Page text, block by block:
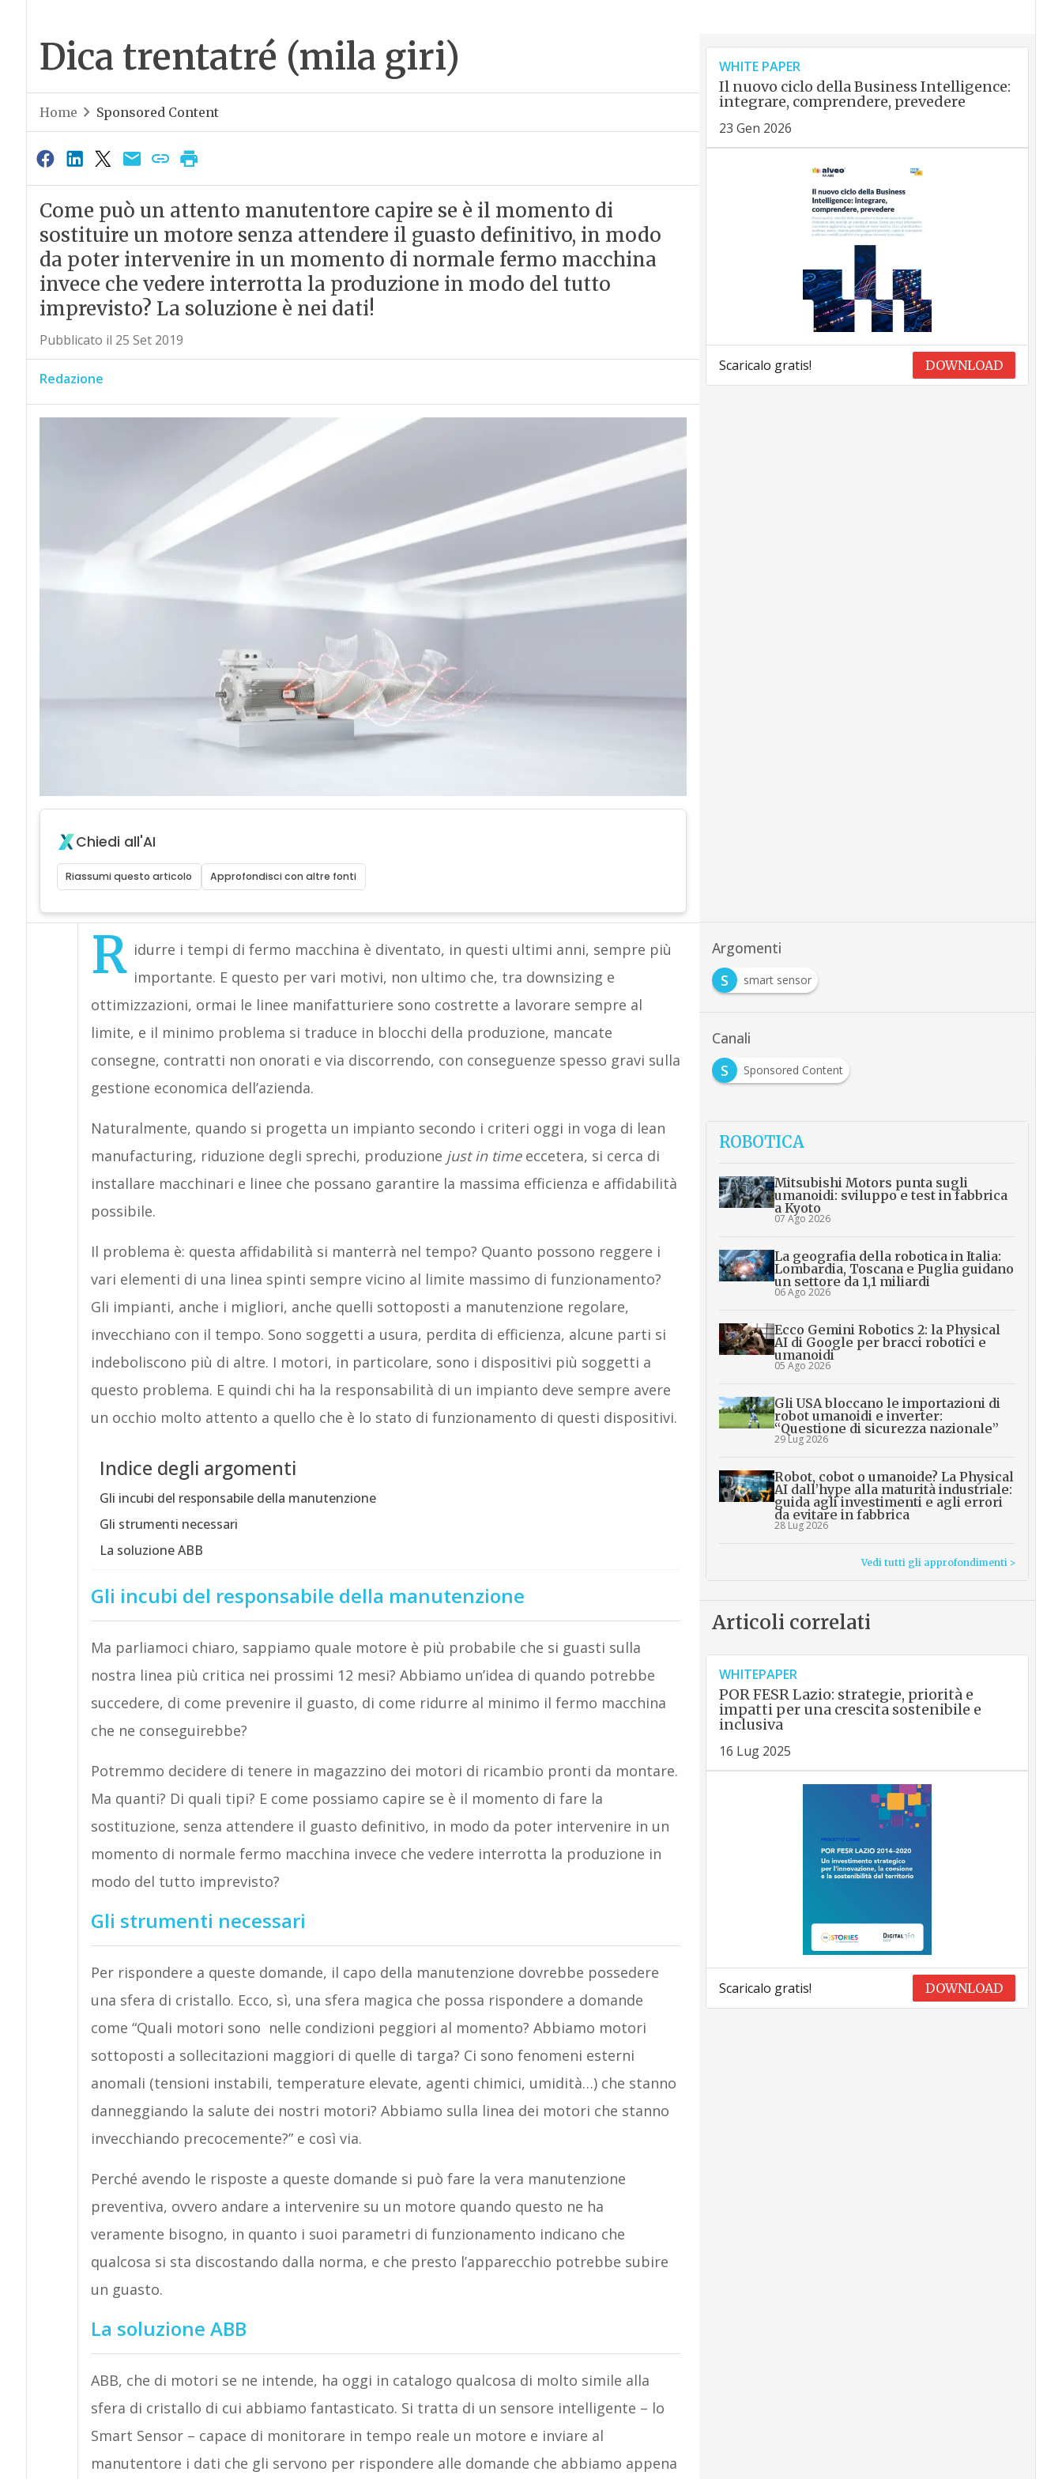
Dica trentatré (mila giri)
Home Sponsored Content
Come può un attento manutentore capire se è il momento di
sostituire un motore senza attendere il guasto definitivo, in modo
da poter intervenire in un momento di normale fermo macchina
invece che vedere interrotta la produzione in modo del tutto
imprevisto? La soluzione è nei dati!
Pubblicato il 25 Set 2019
Redazione
Chiedi all'AI
Riassumi questo articolo Approfondisci con altre fonti
R idurre i tempi di fermo macchina è diventato, in questi ultimi anni, sempre più
importante. E questo per vari motivi, non ultimo che, tra downsizing e
ottimizzazioni, ormai le linee manifatturiere sono costrette a lavorare sempre al
limite, e il minimo problema si traduce in blocchi della produzione, mancate
consegne, contratti non onorati e via discorrendo, con conseguenze spesso gravi sulla
gestione economica dell’azienda.
Naturalmente, quando si progetta un impianto secondo i criteri oggi in voga di lean
manufacturing, riduzione degli sprechi, produzione just in timeeccetera, si cerca di
installare macchinari e linee che possano garantire la massima efficienza e affidabilità
possibile.
Il problema è: questa affidabilità si manterrà nel tempo? Quanto possono reggere i
vari elementi di una linea spinti sempre vicino al limite massimo di funzionamento?
Gli impianti, anche i migliori, anche quelli sottoposti a manutenzione regolare,
invecchiano con il tempo. Sono soggetti a usura, perdita di efficienza, alcune parti si
indeboliscono più di altre. I motori, in particolare, sono i dispositivi più soggetti a
questo problema. E quindi chi ha la responsabilità di un impianto deve sempre avere
un occhio molto attento a quello che è lo stato di funzionamento di questi dispositivi.
Indice degli argomenti
Gli incubi del responsabile della manutenzione
Gli strumenti necessari
La soluzione ABB
Gli incubi del responsabile della manutenzione
Ma parliamoci chiaro, sappiamo quale motore è più probabile che si guasti sulla
nostra linea più critica nei prossimi 12 mesi? Abbiamo un’idea di quando potrebbe
succedere, di come prevenire il guasto, di come ridurre al minimo il fermo macchina
che ne conseguirebbe?
Potremmo decidere di tenere in magazzino dei motori di ricambio pronti da montare.
Ma quanti? Di quali tipi? E come possiamo capire se è il momento di fare la
sostituzione, senza attendere il guasto definitivo, in modo da poter intervenire in un
momento di normale fermo macchina invece che vedere interrotta la produzione in
modo del tutto imprevisto?
Gli strumenti necessari
Per rispondere a queste domande, il capo della manutenzione dovrebbe possedere
una sfera di cristallo. Ecco, sì, una sfera magica che possa rispondere a domande
come “Quali motori sono nelle condizioni peggiori al momento? Abbiamo motori
sottoposti a sollecitazioni maggiori di quelle di targa? Ci sono fenomeni esterni
anomali (tensioni instabili, temperature elevate, agenti chimici, umidità…) che stanno
danneggiando la salute dei nostri motori? Abbiamo sulla linea dei motori che stanno
invecchiando precocemente?” e così via.
Perché avendo le risposte a queste domande si può fare la vera manutenzione
preventiva, ovvero andare a intervenire su un motore quando questo ne ha
veramente bisogno, in quanto i suoi parametri di funzionamento indicano che
qualcosa si sta discostando dalla norma, e che presto l’apparecchio potrebbe subire
un guasto.
La soluzione ABB
ABB, che di motori se ne intende, ha oggi in catalogo qualcosa di molto simile alla
sfera di cristallo di cui abbiamo fantasticato. Si tratta di un sensore intelligente – lo
Smart Sensor – capace di monitorare in tempo reale un motore e inviare al
manutentore i dati che gli servono per rispondere alle domande che abbiamo appena
WHITE PAPER
Il nuovo ciclo della Business Intelligence:
integrare, comprendere, prevedere
23 Gen 2026
Scaricalo gratis! DOWNLOAD
Argomenti
S
smart sensor
Canali
S
Sponsored Content
ROBOTICA
Mitsubishi Motors punta sugli
umanoidi: sviluppo e test in fabbrica
a Kyoto
07 Ago 2026
La geografia della robotica in Italia:
Lombardia, Toscana e Puglia guidano
un settore da 1,1 miliardi
06 Ago 2026
Ecco Gemini Robotics 2: la Physical
AI di Google per bracci robotici e
umanoidi
05 Ago 2026
Gli USA bloccano le importazioni di
robot umanoidi e inverter:
“Questione di sicurezza nazionale”
29 Lug 2026
Robot, cobot o umanoide? La Physical
AI dall’hype alla maturità industriale:
guida agli investimenti e agli errori
da evitare in fabbrica
28 Lug 2026
Vedi tutti gli approfondimenti >
Articoli correlati
WHITEPAPER
POR FESR Lazio: strategie, priorità e
impatti per una crescita sostenibile e
inclusiva
16 Lug 2025
Scaricalo gratis! DOWNLOAD